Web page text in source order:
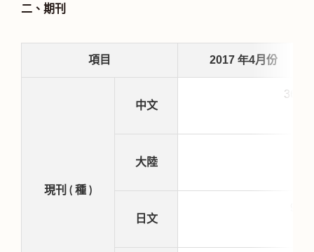
二、期刊
項目 2017年4月份
現刊 ( 種 )
中文
360
大陸
日文